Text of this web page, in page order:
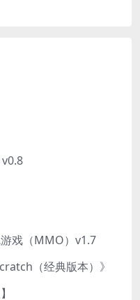
游戏（MMO）v1.7
（经典版本）》